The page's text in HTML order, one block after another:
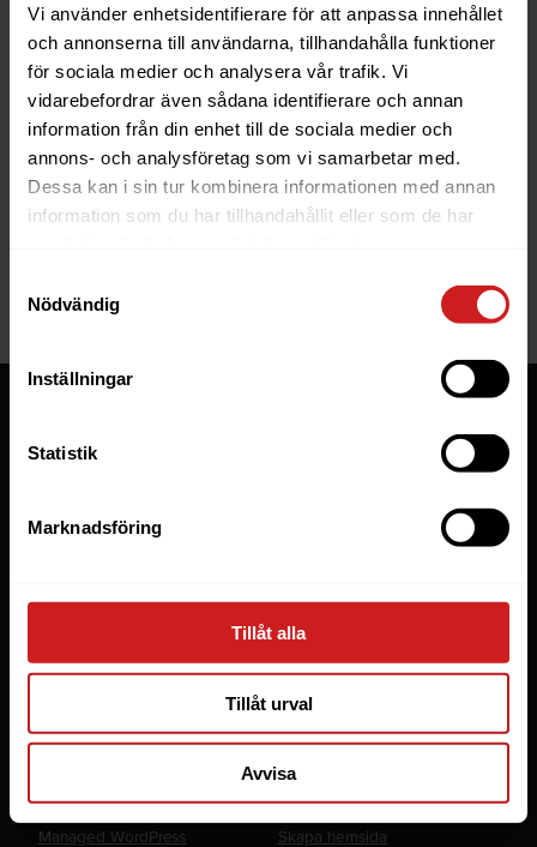
Vi använder enhetsidentifierare för att anpassa innehållet
och annonserna till användarna, tillhandahålla funktioner
för sociala medier och analysera vår trafik. Vi
vidarebefordrar även sådana identifierare och annan
information från din enhet till de sociala medier och
annons- och analysföretag som vi samarbetar med.
Dessa kan i sin tur kombinera informationen med annan
information som du har tillhandahållit eller som de har
Nödvändig
Inställningar
Statistik
Marknadsföring
Tillåt alla
Tillåt urval
Avvisa
Extra roliga nyheter är enumerations och readonly
properties.
Nu finns PHP 8.1 tillgängligt på alla våra servrar. På våra
supportsidor kan du läsa mer om
hur du byter PHP-
Tänk på att testa din applikation ordentligt innan du
byter. Alla större uppdateringar av PHP kan kräva
ordentligt. Tänk även på att se att de PHP extensions du
använder finns tillgängliga för 8.1.
Webbhotell
Managed Server
Microsoft 365 Business
Lösningar
Byråer
Företag
Managed WordPress
LiteSpeed Webbhotell
WP Toolkit
Skapa hemsida